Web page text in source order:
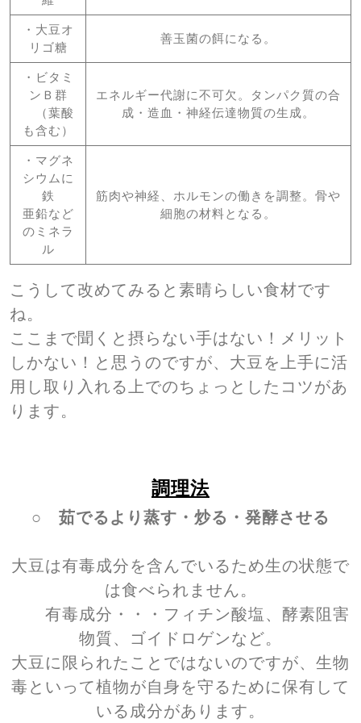
・大豆オ
リゴ糖
善玉菌の餌になる。
・ビタミ
ンＢ群
（葉酸
も含む）
エネルギー代謝に不可欠。タンパク質の合
成・造血・神経伝達物質の生成。
・マグネ
シウムに
鉄
亜鉛など
のミネラ
ル
筋肉や神経、ホルモンの働きを調整。骨や
細胞の材料となる。
こうして改めてみると素晴らしい食材です
ね。
ここまで聞くと摂らない手はない！メリット
しかない！と思うのですが、大豆を上手に活
用し取り入れる上でのちょっとしたコツがあ
ります。
調理法
○ 茹でるより蒸す・炒る・発酵させる
大豆は有毒成分を含んでいるため生の状態で
は食べられません。
有毒成分・・・フィチン酸塩、酵素阻害
物質、ゴイドロゲンなど。
大豆に限られたことではないのですが、生物
毒といって植物が自身を守るために保有して
いる成分があります。